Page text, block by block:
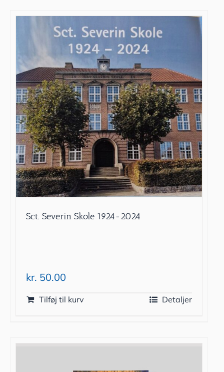
Sct. Severin Skole 1924-2024
kr. 50.00
Tilføj til kurv Detaljer